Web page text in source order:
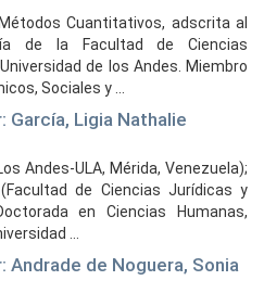
Cuantitativos, adscrita al
de la Facultad de Ciencias
de los Andes. Miembro
Sociales y ...
García, Ligia Nathalie
Andes-ULA, Mérida, Venezuela);
de Ciencias Jurídicas y
en Ciencias Humanas,
...
de Noguera, Sonia